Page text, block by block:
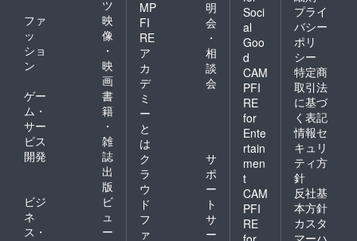
ツ
ファ
ッ
ショ
ン
映
像
・
映
画
ゲー
ム・
サー
ビス
開発
書
籍
・
雑
誌
出
版
ビジ
ネ
ス・
ビ
ュ
ー
MP
FI
RE
ア
カ
デ
ミ
ー
と
は
明
会
・
相
談
会
ク
ラ
ウ
ド
フ
ァ
サ
ポ
ー
ト
サ
ー
Soci
al
Goo
d
CAM
PFI
RE
for
Ente
rtain
men
t
CAM
PFI
RE
プライ
バシー
ポリ
シー
特定商
取引法
に基づ
く表記
情報セ
キュリ
ティ方
針
反社基
本方針
カスタ